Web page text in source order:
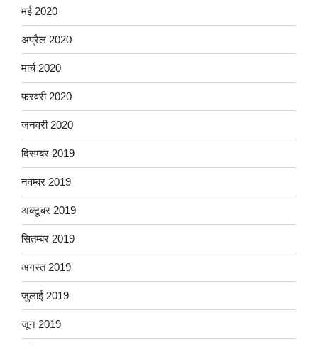
मई 2020
अप्रैल 2020
मार्च 2020
फ़रवरी 2020
जनवरी 2020
दिसम्बर 2019
नवम्बर 2019
अक्टूबर 2019
सितम्बर 2019
अगस्त 2019
जुलाई 2019
जून 2019